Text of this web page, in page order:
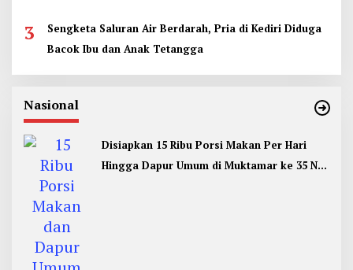
3
Sengketa Saluran Air Berdarah, Pria di Kediri Diduga
Bacok Ibu dan Anak Tetangga
Nasional
Disiapkan 15 Ribu Porsi Makan Per Hari
Hingga Dapur Umum di Muktamar ke 35 NU